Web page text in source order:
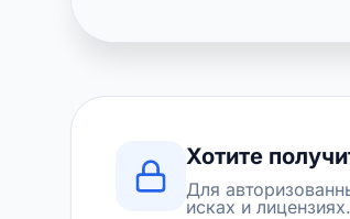
Хотите
Для
исках и лицензиях.